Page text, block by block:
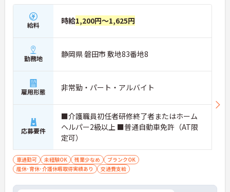
給料 時給1,200円～1,625円
勤務地 静岡県 磐田市 敷地83番地8
雇用形態 非常勤・パート・アルバイト
応募要件
■介護職員初任者研修終了者またはホーム
ヘルパー2級以上 ■普通自動車免許（AT限
定可）
車通勤可 未経験OK 残業少なめ
ブランクOK
産休･育休･介護休暇取得実績あり
交通費支給